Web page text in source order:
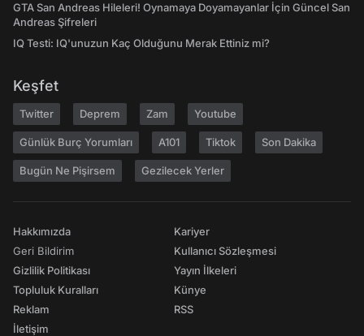
GTA San Andreas Hileleri! Oynamaya Doyamayanlar İçin Güncel San
Andreas Şifreleri
IQ Testi: IQ'unuzun Kaç Olduğunu Merak Ettiniz mi?
Keşfet
Twitter Deprem Zam Youtube
Günlük Burç Yorumları A101 Tiktok Son Dakika
Bugün Ne Pişirsem Gezilecek Yerler
Hakkımızda
Geri Bildirim
Gizlilik Politikası
Topluluk Kuralları
Reklam
İletişim
Kariyer
Kullanıcı Sözleşmesi
Yayın İlkeleri
Künye
RSS